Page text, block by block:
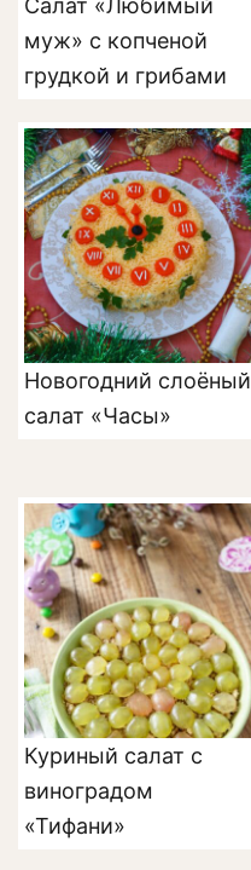
Салат «Любимый
муж» с копченой
грудкой и грибами
Новогодний слоёный
салат «Часы»
Куриный салат с
виноградом
«Тифани»